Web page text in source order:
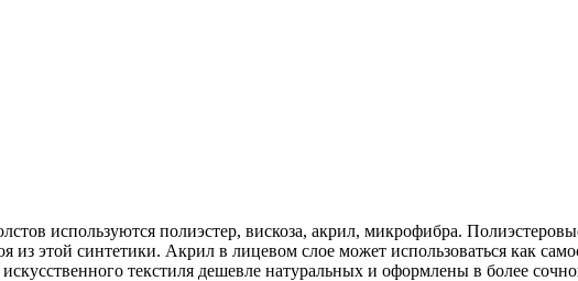
используются полиэстер, вискоза, акрил, микрофибра.
из этой синтетики. Акрил в лицевом слое может использоваться как
текстиля дешевле натуральных и оформлены в более